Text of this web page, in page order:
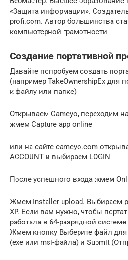
«Защита информации».
profi.com. Автор большинства
компьютерной грамотности
Создание портативной
Давайте попробуем создать
(например TakeOwnershipEx для
к файлу или папке)
Открываем Cameyo, переходим
жмем Capture app online
или на сайте cameyo.com
ACCOUNT и выбираем LOGIN
После успешного входа жмем
Жмем Installer upload. Выбираем
XP. Если вам нужно, чтобы
работала в 64-разрядной
Жмем кнопку Выберите файл
(exe или msi-файла) и Submit